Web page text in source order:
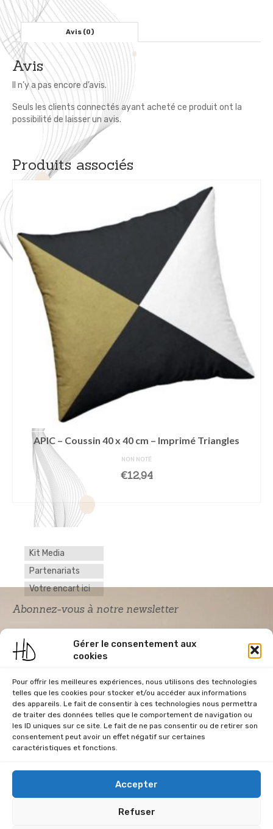
Gérer le consentement aux
cookies
Pour offrir les meilleures expériences, nous utilisons des technologies
telles que les cookies pour stocker et/ou accéder aux informations
des appareils. Le fait de consentir à ces technologies nous permettra
de traiter des données telles que le comportement de navigation ou
les ID uniques sur ce site. Le fait de ne pas consentir ou de retirer son
consentement peut avoir un effet négatif sur certaines
caractéristiques et fonctions.
Accepter
Refuser
45
cm
Jaune
Curry
Brodé
Noir
Avis (0)
Avis
Il n’y a pas encore d’avis.
Seuls les clients connectés ayant acheté ce produit ont la
possibilité de laisser un avis.
Produits associés
APIC – Coussin 40 x 40 cm – Imprimé Triangles
NON NOTÉ
€12,94
AJOUTER AU PANIER
Kit Media
Partenariats
Votre encart ici
Abonnez-vous à notre newsletter
Acceptation RGPD
*
J'accepte la politique de confidentialité du
site Home & Déco